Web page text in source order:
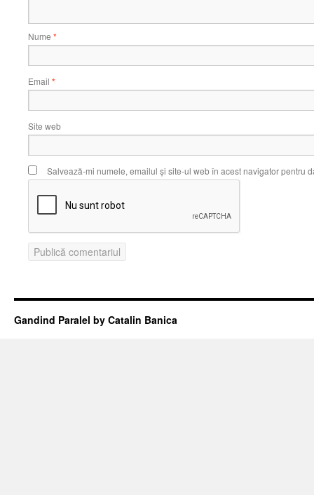
Nume *
Email *
Site web
Salvează-mi numele, emailul și site-ul web în acest navigator pentru
Gandind Paralel by Catalin Banica